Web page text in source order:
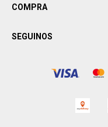
COMPRA
SEGUINOS